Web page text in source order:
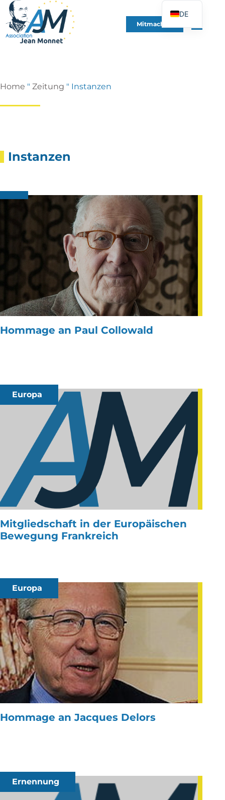
Mitmachen
Home " Zeitung " Instanzen
Instanzen
Hommage an Paul Collowald
Europa
Mitgliedschaft in der Europäischen
Bewegung Frankreich
Europa
Hommage an Jacques Delors
Ernennung
DE
FR